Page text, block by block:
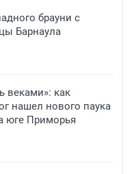
брауни с
Барнаула
веками»: как
нашел нового паука
юге Приморья